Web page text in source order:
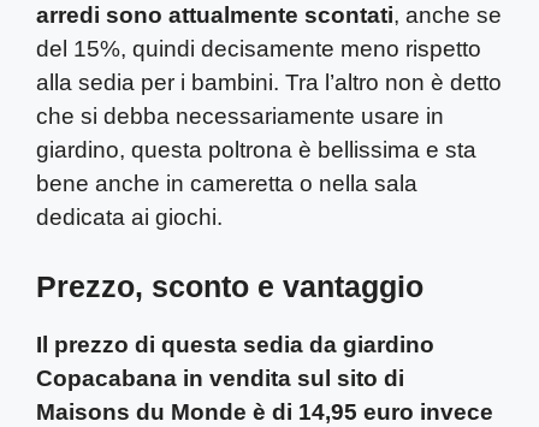
arredi sono attualmente scontati, anche se
del 15%, quindi decisamente meno rispetto
alla sedia per i bambini. Tra l’altro non è detto
che si debba necessariamente usare in
giardino, questa poltrona è bellissima e sta
bene anche in cameretta o nella sala
dedicata ai giochi.
Prezzo, sconto e vantaggio
Il prezzo di questa sedia da giardino
Copacabana in vendita sul sito di
Maisons du Monde è di 14,95 euro invece